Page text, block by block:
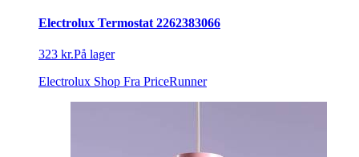
Electrolux Termostat 2262383066
323 kr.På lager
Electrolux Shop Fra PriceRunner